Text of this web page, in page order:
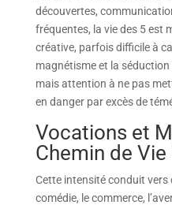
découvertes,
fréquentes, la vie des 5 est
créative, parfois difficile à
magnétisme et la
mais attention à ne pas
en danger par excès de
Vocations et
Chemin de Vie
Cette intensité conduit vers
comédie, le commerce,